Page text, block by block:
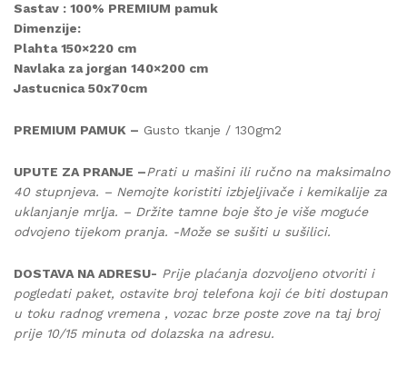
Sastav : 100% PREMIUM pamuk
Dimenzije:
Plahta 150×220 cm
Navlaka za jorgan 140×200 cm
Jastucnica 50x70cm
PREMIUM PAMUK – Gusto tkanje / 130gm2
UPUTE ZA PRANJE –Prati u mašini ili ručno na maksimalno
40 stupnjeva. – Nemojte koristiti izbjeljivače i kemikalije za
uklanjanje mrlja. – Držite tamne boje što je više moguće
odvojeno tijekom pranja. -Može se sušiti u sušilici.
DOSTAVA NA ADRESU- Prije plaćanja dozvoljeno otvoriti i
pogledati paket, ostavite broj telefona koji će biti dostupan
u toku radnog vremena , vozac brze poste zove na taj broj
prije 10/15 minuta od dolazska na adresu.